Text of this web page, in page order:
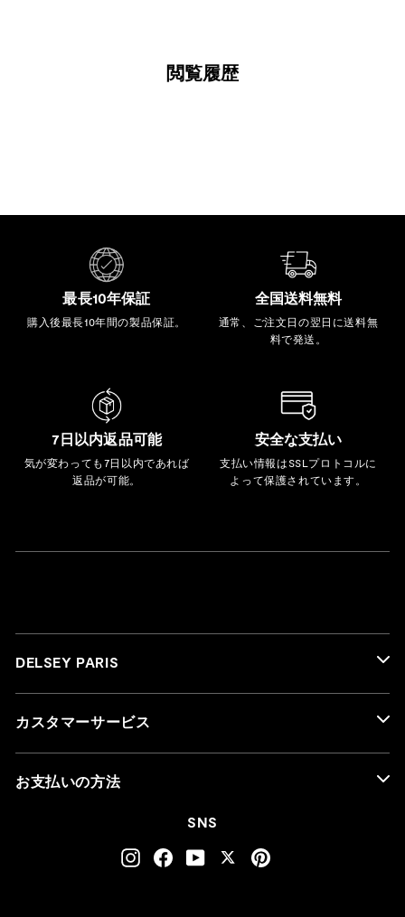
閲覧履歴
最長10年保証
購入後最長10年間の製品保証。
全国送料無料
通常、ご注文日の翌日に送料無
料で発送。
7日以内返品可能
気が変わっても7日以内であれば
返品が可能。
安全な支払い
支払い情報はSSLプロトコルに
よって保護されています。
DELSEY PARIS
カスタマーサービス
お支払いの方法
SNS
InstagramFacebookYouTubeTwitter